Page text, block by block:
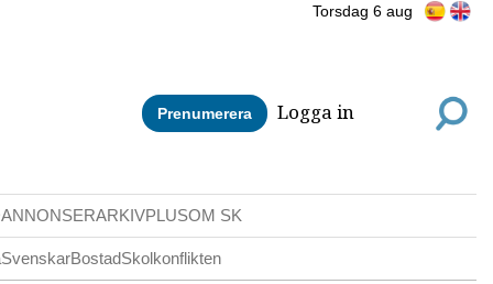
Torsdag 6 aug
Prenumerera Logga in
ARKIVPLUSOM SK
SvenskarBostadSkolkonflikten